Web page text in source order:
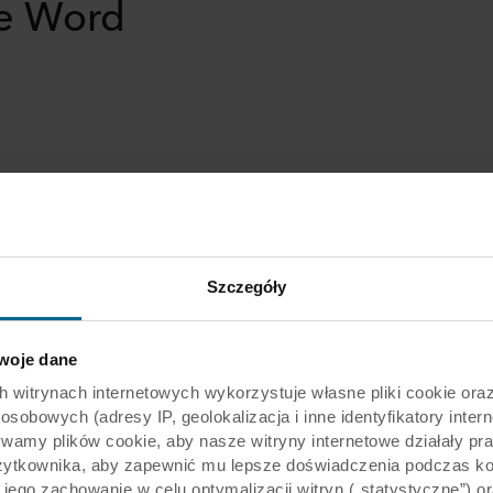
Szczegóły
dane
witrynach internetowych wykorzystuje własne pliki cookie
(adresy IP, geolokalizacja i inne identyfikatory
plików cookie, aby nasze witryny internetowe działały
aby zapewnić mu lepsze doświadczenia podczas
Word
at FaulknerBrowns Architects
and Drywall